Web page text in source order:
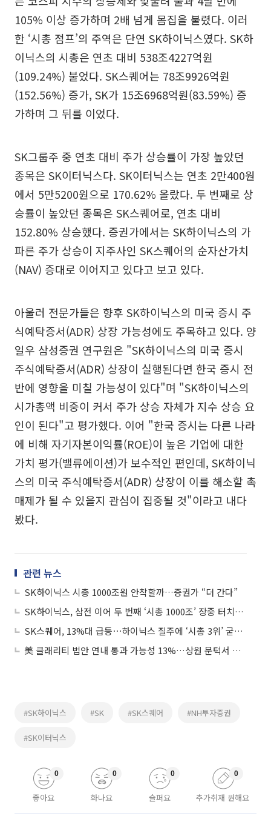
105% 이상 증가하며 2배 넘게 몸집을 불렸다. 이러
한 ‘시총 점프’의 주역은 단연 SK하이닉스였다. SK하
이닉스의 시총은 연초 대비 538조4227억원
(109.24%) 불었다. SK스퀘어는 78조9926억원
(152.56%) 증가, SK가 15조6968억원(83.59%) 증
가하며 그 뒤를 이었다.
SK그룹주 중 연초 대비 주가 상승률이 가장 높았던
종목은 SK이터닉스다. SK이터닉스는 연초 2만400원
에서 5만5200원으로 170.62% 올랐다. 두 번째로 상
승률이 높았던 종목은 SK스퀘어로, 연초 대비
152.80% 상승했다. 증권가에서는 SK하이닉스의 가
파른 주가 상승이 지주사인 SK스퀘어의 순자산가치
(NAV) 증대로 이어지고 있다고 보고 있다.
아울러 전문가들은 향후 SK하이닉스의 미국 증시 주
식예탁증서(ADR) 상장 가능성에도 주목하고 있다. 양
일우 삼성증권 연구원은 "SK하이닉스의 미국 증시
주식예탁증서(ADR) 상장이 실행된다면 한국 증시 전
반에 영향을 미칠 가능성이 있다"며 "SK하이닉스의
시가총액 비중이 커서 주가 상승 자체가 지수 상승 요
인이 된다"고 평가했다. 이어 "한국 증시는 다른 나라
에 비해 자기자본이익률(ROE)이 높은 기업에 대한
가치 평가(밸류에이션)가 보수적인 편인데, SK하이닉
스의 미국 주식예탁증서(ADR) 상장이 이를 해소할 촉
매제가 될 수 있을지 관심이 집중될 것"이라고 내다
봤다.
관련 뉴스
SK하이닉스 시총 1000조원 안착할까…증권가 “더 간다”
SK하이닉스, 삼전 이어 두 번째 ‘시총 1000조’ 장중 터치…한국 증시 새 역사 쓰나
SK스퀘어, 13%대 급등⋯하이닉스 질주에 ‘시총 3위’ 굳히기
美 클래리티 법안 연내 통과 가능성 13%…상원 문턱서 제동
#SK하이닉스 #SK #SK스퀘어 #NH투자증권
#SK이터닉스
좋아요
0
화나요
0
슬퍼요
0
추가취재 원해요
0